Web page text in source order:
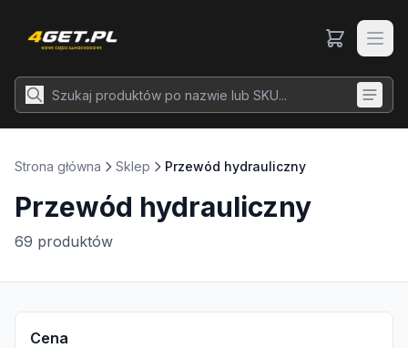
Strona główna Sklep Przewód hydrauliczny
Przewód hydrauliczny
69 produktów
Cena